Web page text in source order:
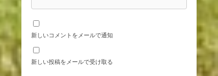
新しいコメントをメールで通知
新しい投稿をメールで受け取る